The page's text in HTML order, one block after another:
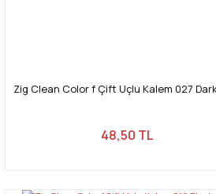
Zig Clean Color f Çift Uçlu Kalem 027
48,50 TL